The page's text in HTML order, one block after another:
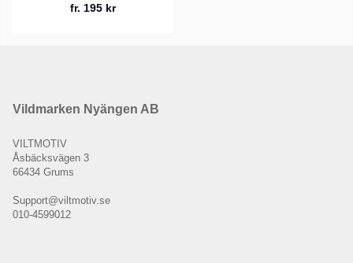
fr. 195 kr
Vildmarken Nyängen AB
VILTMOTIV
Åsbäcksvägen 3
66434 Grums
Support@viltmotiv.se
010-4599012